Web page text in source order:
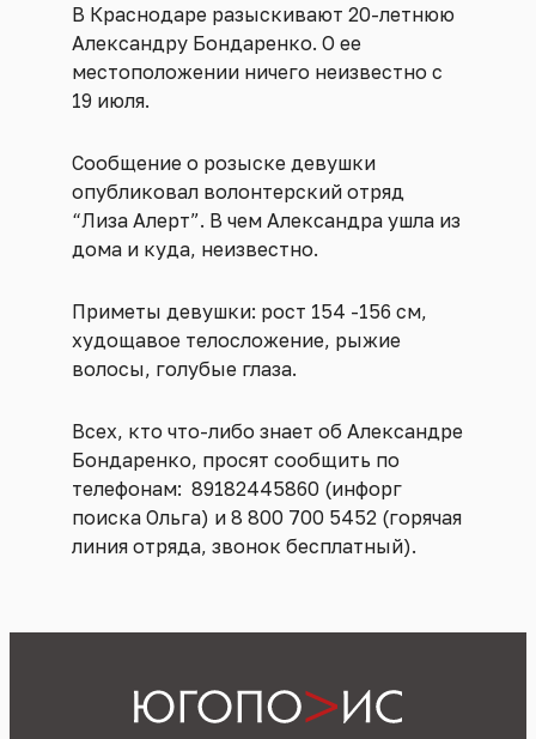
В Краснодаре разыскивают 20-летнюю
Александру Бондаренко. О ее
местоположении ничего неизвестно с
19 июля.
Сообщение о розыске девушки
опубликовал волонтерский отряд
“Лиза Алерт”. В чем Александра ушла из
дома и куда, неизвестно.
Приметы девушки: рост 154 -156 см,
худощавое телосложение, рыжие
волосы, голубые глаза.
Всех, кто что-либо знает об Александре
Бондаренко, просят сообщить по
телефонам: 89182445860 (инфорг
поиска Ольга) и 8 800 700 5452 (горячая
линия отряда, звонок бесплатный).